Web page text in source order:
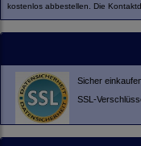
kostenlos abbestellen. Die
Sicher
SSL-